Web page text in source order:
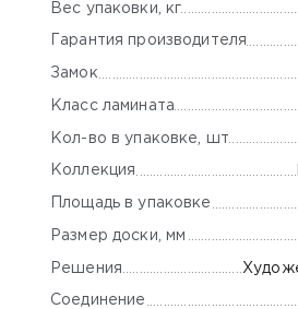
Вес упаковки, кг
Гарантия производителя
Замок
Класс ламината
Кол-во в упаковке, шт
Коллекция
Площадь в упаковке
Размер доски, мм
Решения
Соединение